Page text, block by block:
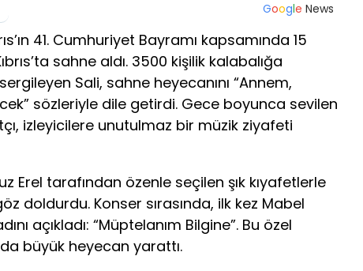
Google News
41. Cumhuriyet Bayramı kapsamında 15
sahne aldı. 3500 kişilik kalabalığa
Sali, sahne heyecanını “Annem,
sözleriyle dile getirdi. Gece boyunca sevilen
izleyicilere unutulmaz bir müzik ziyafeti
Erel tarafından özenle seçilen şık kıyafetlerle
doldurdu. Konser sırasında, ilk kez Mabel
açıkladı: “Müptelanım Bilgine”. Bu özel
büyük heyecan yarattı.